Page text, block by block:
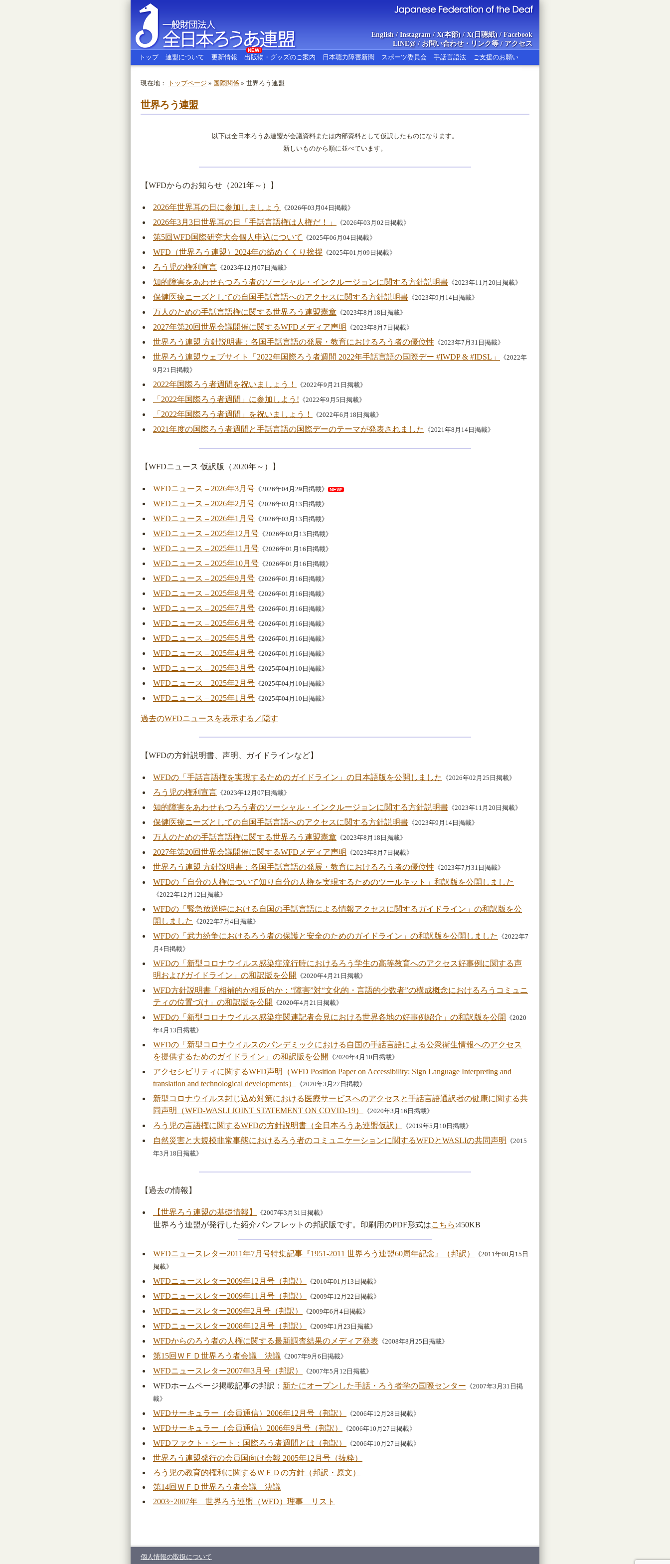
全日本ろうあ連盟
English/ Instagram/ X(本部)/ X(日聴紙)/ Facebook
LINE@/ お問い合わせ・リンク等/ アクセス
トップ
連盟について 更新情報 出版物・グッズのご案内
NEW!
日本聴力障害新聞 スポーツ委員会 手話言語法 ご支援のお願い
現在地： トップページ » 国際関係 » 世界ろう連盟
世界ろう連盟
以下は全日本ろうあ連盟が会議資料または内部資料として仮訳したものになります。
新しいものから順に並べています。
【WFDからのお知らせ（2021年～）】
2026年世界耳の日に参加しましょう 《2026年03月04日掲載》
2026年3月3日世界耳の日「手話言語権は人権だ！」 《2026年03月02日掲載》
第5回WFD国際研究大会個人申込について 《2025年06月04日掲載》
WFD（世界ろう連盟）2024年の締めくくり挨拶 《2025年01月09日掲載》
ろう児の権利宣言 《2023年12月07日掲載》
知的障害をあわせもつろう者のソーシャル・インクルージョンに関する方針説明書 《2023年11月20日掲載》
保健医療ニーズとしての自国手話言語へのアクセスに関する方針説明書 《2023年9月14日掲載》
万人のための手話言語権に関する世界ろう連盟憲章 《2023年8月18日掲載》
2027年第20回世界会議開催に関するWFDメディア声明 《2023年8月7日掲載》
世界ろう連盟 方針説明書：各国手話言語の発展・教育におけるろう者の優位性 《2023年7月31日掲載》
世界ろう連盟ウェブサイト「2022年国際ろう者週間 2022年手話言語の国際デー #IWDP & #IDSL」
《2022年
9月21日掲載》
2022年国際ろう者週間を祝いましょう！ 《2022年9月21日掲載》
「2022年国際ろう者週間」に参加しよう! 《2022年9月5日掲載》
「2022年国際ろう者週間」を祝いましょう！ 《2022年6月18日掲載》
2021年度の国際ろう者週間と手話言語の国際デーのテーマが発表されました 《2021年8月14日掲載》
【WFDニュース 仮訳版（2020年～）】
WFDニュース – 2026年3月号 《2026年04月29日掲載》 NEW!
WFDニュース – 2026年2月号 《2026年03月13日掲載》
WFDニュース – 2026年1月号 《2026年03月13日掲載》
WFDニュース – 2025年12月号 《2026年03月13日掲載》
WFDニュース – 2025年11月号 《2026年01月16日掲載》
WFDニュース – 2025年10月号 《2026年01月16日掲載》
WFDニュース – 2025年9月号 《2026年01月16日掲載》
WFDニュース – 2025年8月号 《2026年01月16日掲載》
WFDニュース – 2025年7月号 《2026年01月16日掲載》
WFDニュース – 2025年6月号 《2026年01月16日掲載》
WFDニュース – 2025年5月号 《2026年01月16日掲載》
WFDニュース – 2025年4月号 《2026年01月16日掲載》
WFDニュース – 2025年3月号 《2025年04月10日掲載》
WFDニュース – 2025年2月号 《2025年04月10日掲載》
WFDニュース – 2025年1月号 《2025年04月10日掲載》
過去のWFDニュースを表示する／隠す
【WFDの方針説明書、声明、ガイドラインなど】
WFDの「手話言語権を実現するためのガイドライン」の日本語版を公開しました 《2026年02月25日掲載》
ろう児の権利宣言 《2023年12月07日掲載》
知的障害をあわせもつろう者のソーシャル・インクルージョンに関する方針説明書 《2023年11月20日掲載》
保健医療ニーズとしての自国手話言語へのアクセスに関する方針説明書 《2023年9月14日掲載》
万人のための手話言語権に関する世界ろう連盟憲章 《2023年8月18日掲載》
2027年第20回世界会議開催に関するWFDメディア声明 《2023年8月7日掲載》
世界ろう連盟 方針説明書：各国手話言語の発展・教育におけるろう者の優位性 《2023年7月31日掲載》
WFDの「自分の人権について知り自分の人権を実現するためのツールキット」和訳版を公開しました
《2022年12月12日掲載》
WFDの「緊急放送時における自国の手話言語による情報アクセスに関するガイドライン」の和訳版を公
開しました 《2022年7月4日掲載》
WFDの「武力紛争におけるろう者の保護と安全のためのガイドライン」の和訳版を公開しました 《2022年7
月4日掲載》
WFDの「新型コロナウイルス感染症流行時におけるろう学生の高等教育へのアクセス好事例に関する声
明およびガイドライン」の和訳版を公開 《2020年4月21日掲載》
WFD方針説明書「相補的か相反的か：“障害”対“文化的・言語的少数者”の構成概念におけるろうコミュニ
ティの位置づけ」の和訳版を公開 《2020年4月21日掲載》
WFDの「新型コロナウイルス感染症関連記者会見における世界各地の好事例紹介」の和訳版を公開 《2020
年4月13日掲載》
WFDの「新型コロナウイルスのパンデミックにおける自国の手話言語による公衆衛生情報へのアクセス
を提供するためのガイドライン」の和訳版を公開 《2020年4月10日掲載》
アクセシビリティに関するWFD声明（WFD Position Paper on Accessibility: Sign Language Interpreting and
translation and technological developments）
《2020年3月27日掲載》
新型コロナウイルス封じ込め対策における医療サービスへのアクセスと手話言語通訳者の健康に関する共
同声明（WFD-WASLI JOINT STATEMENT ON COVID-19）
《2020年3月16日掲載》
ろう児の言語権に関するWFDの方針説明書（全日本ろうあ連盟仮訳） 《2019年5月10日掲載》
自然災害と大規模非常事態におけるろう者のコミュニケーションに関するWFDとWASLIの共同声明 《2015
年3月18日掲載》
【過去の情報】
【世界ろう連盟の基礎情報】 《2007年3月31日掲載》
世界ろう連盟が発行した紹介パンフレットの邦訳版です。印刷用のPDF形式はこちら:450KB
WFDニュースレター2011年7月号特集記事『1951-2011 世界ろう連盟60周年記念』（邦訳）
《2011年08月15日
掲載》
WFDニュースレター2009年12月号（邦訳） 《2010年01月13日掲載》
WFDニュースレター2009年11月号（邦訳） 《2009年12月22日掲載》
WFDニュースレター2009年2月号（邦訳） 《2009年6月4日掲載》
WFDニュースレター2008年12月号（邦訳） 《2009年1月23日掲載》
WFDからのろう者の人権に関する最新調査結果のメディア発表 《2008年8月25日掲載》
第15回ＷＦＤ世界ろう者会議 決議 《2007年9月6日掲載》
WFDニュースレター2007年3月号（邦訳） 《2007年5月12日掲載》
WFDホームページ掲載記事の邦訳： 新たにオープンした手話・ろう者学の国際センター 《2007年3月31日掲
載》
WFDサーキュラー（会員通信）2006年12月号（邦訳） 《2006年12月28日掲載》
WFDサーキュラー（会員通信）2006年9月号（邦訳） 《2006年10月27日掲載》
WFDファクト・シート：国際ろう者週間とは（邦訳） 《2006年10月27日掲載》
世界ろう連盟発行の会員国向け会報 2005年12月号（抜粋）
ろう児の教育的権利に関するＷＦＤの方針（邦訳・原文）
第14回ＷＦＤ世界ろう者会議 決議
2003~2007年 世界ろう連盟（WFD）理事 リスト
個人情報の取扱について